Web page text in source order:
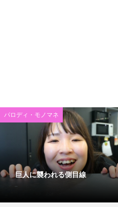
パロディ・モノマネ
巨人に襲われる側目線